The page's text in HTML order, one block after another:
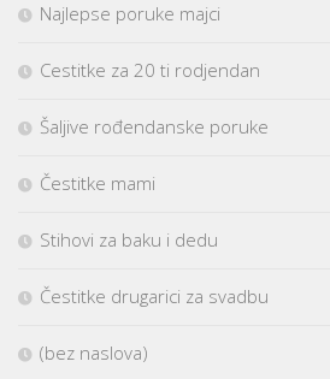
Najlepse poruke majci
Cestitke za 20 ti rodjendan
Šaljive rođendanske poruke
Čestitke mami
Stihovi za baku i dedu
Čestitke drugarici za svadbu
(bez naslova)